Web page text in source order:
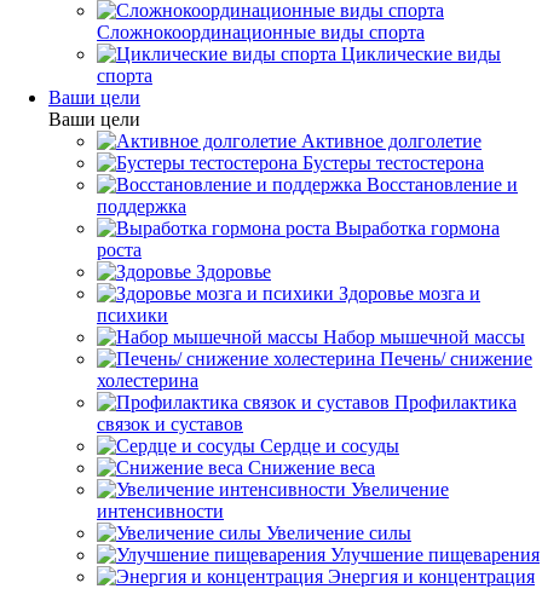
Сложнокоординационные виды спорта
Циклические виды
спорта
Ваши цели
Ваши цели
Активное долголетие
Бустеры тестостерона
Восстановление и
поддержка
Выработка гормона
роста
Здоровье
Здоровье мозга и
психики
Набор мышечной массы
Печень/ снижение
холестерина
Профилактика
связок и суставов
Сердце и сосуды
Снижение веса
Увеличение
интенсивности
Увеличение силы
Улучшение пищеварения
Энергия и концентрация